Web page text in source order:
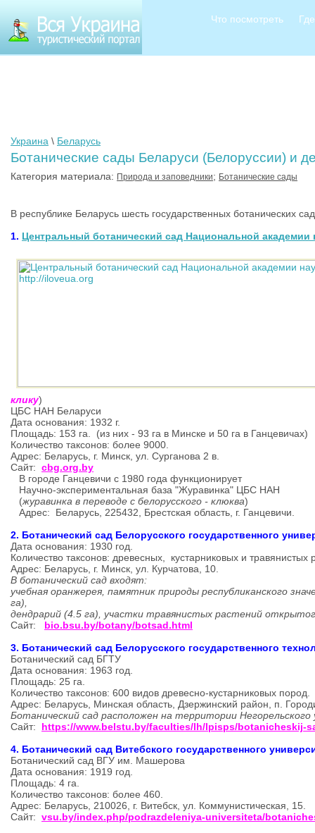
Что посмотреть
Украина \ Беларусь
Ботанические сады Беларуси (Белоруссии) и
Категория материала: Природа и заповедники; Ботанические сады
В республике Беларусь шесть государственных ботанических
1. Центральный ботанический сад Национальной академии
клику)
ЦБС НАН Беларуси
Дата основания: 1932 г.
Площадь: 153 га. (из них - 93 га в Минске и 50 га в Ганцевичах)
Количество таксонов: более 9000.
Адрес: Беларусь, г. Минск, ул. Сурганова 2 в.
Сайт: cbg.org.by
В городе Ганцевичи с 1980 года функционирует
Научно-экспериментальная база "Журавинка" ЦБС НАН
(журавинка в переводе с белорусского - клюква)
Адрес: Беларусь, 225432, Брестская область, г. Ганцевичи.
2. Ботанический сад Белорусского государственного
Дата основания: 1930 год.
Количество таксонов: древесных, кустарниковых и травянистых
Адрес: Беларусь, г. Минск, ул. Курчатова, 10.
В ботанический сад входят:
учебная оранжерея, памятник природы республиканского
га),
дендрарий (4.5 га), участки травянистых растений
Сайт: bio.bsu.by/botany/botsad.html
3. Ботанический сад Белорусского государственного
Ботанический сад БГТУ
Дата основания: 1963 год.
Площадь: 25 га.
Количество таксонов: 600 видов древесно-кустарниковых пород.
Адрес: Беларусь, Минская область, Дзержинский район, п.
Ботанический сад расположен на территории Негорельского
Сайт: https://www.belstu.by/faculties/lh/lpisps/botanicheskij-
4. Ботанический сад Витебского государственного
Ботанический сад ВГУ им. Машерова
Дата основания: 1919 год.
Площадь: 4 га.
Количество таксонов: более 460.
Адрес: Беларусь, 210026, г. Витебск, ул. Коммунистическая, 15.
Сайт: vsu.by/index.php/podrazdeleniya-universiteta/